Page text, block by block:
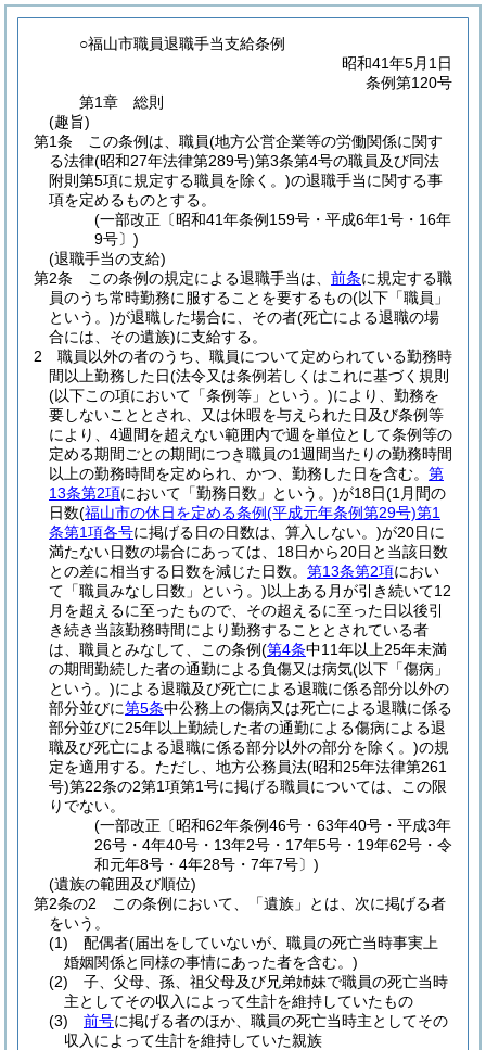
○福山市職員退職手当支給条例
昭和41年5月1日
条例第120号
第1章
総則
(趣旨)
第1条
この条例は、職員(地方公営企業等の労働関係に関す
る法律(昭和27年法律第289号)第3条第4号の職員及び同法
附則第5項に規定する職員を除く。)の退職手当に関する事
項を定めるものとする。
(一部改正〔昭和41年条例159号・平成6年1号・16年
9号〕)
(退職手当の支給)
第2条
この条例の規定による退職手当は、 前条に規定する職
員のうち常時勤務に服することを要するもの(以下「職員」
という。)が退職した場合に、その者(死亡による退職の場
合には、その遺族)に支給する。
2
職員以外の者のうち、職員について定められている勤務時
間以上勤務した日(法令又は条例若しくはこれに基づく規則
(以下この項において「条例等」という。)により、勤務を
要しないこととされ、又は休暇を与えられた日及び条例等
により、4週間を超えない範囲内で週を単位として条例等の
定める期間ごとの期間につき職員の1週間当たりの勤務時間
以上の勤務時間を定められ、かつ、勤務した日を含む。 第
13条第2項において「勤務日数」という。)が18日(1月間の
日数(福山市の休日を定める条例(平成元年条例第29号)第1
条第1項各号に掲げる日の日数は、算入しない。)が20日に
満たない日数の場合にあっては、18日から20日と当該日数
との差に相当する日数を減じた日数。 第13条第2項におい
て「職員みなし日数」という。)以上ある月が引き続いて12
月を超えるに至ったもので、その超えるに至った日以後引
き続き当該勤務時間により勤務することとされている者
は、職員とみなして、この条例(第4条中11年以上25年未満
の期間勤続した者の通勤による負傷又は病気(以下「傷病」
という。)による退職及び死亡による退職に係る部分以外の
部分並びに第5条中公務上の傷病又は死亡による退職に係る
部分並びに25年以上勤続した者の通勤による傷病による退
職及び死亡による退職に係る部分以外の部分を除く。)の規
定を適用する。 ただし、地方公務員法(昭和25年法律第261
号)第22条の2第1項第1号に掲げる職員については、この限
りでない。
(一部改正〔昭和62年条例46号・63年40号・平成3年
26号・4年40号・13年2号・17年5号・19年62号・令
和元年8号・4年28号・7年7号〕)
(遺族の範囲及び順位)
第2条の2
この条例において、「遺族」とは、次に掲げる者
をいう。
(1)
配偶者(届出をしていないが、職員の死亡当時事実上
婚姻関係と同様の事情にあった者を含む。)
(2)
子、父母、孫、祖父母及び兄弟姉妹で職員の死亡当時
主としてその収入によって生計を維持していたもの
(3)
前号に掲げる者のほか、職員の死亡当時主としてその
収入によって生計を維持していた親族